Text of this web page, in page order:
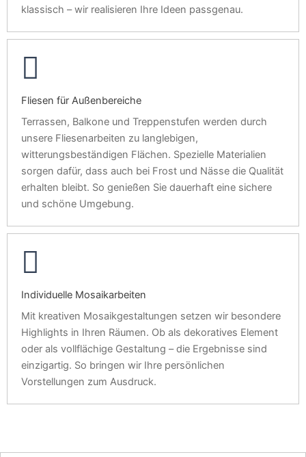
klassisch – wir realisieren Ihre Ideen passgenau.
Fliesen für Außenbereiche
Terrassen, Balkone und Treppenstufen werden durch
unsere Fliesenarbeiten zu langlebigen,
witterungsbeständigen Flächen. Spezielle Materialien
sorgen dafür, dass auch bei Frost und Nässe die Qualität
erhalten bleibt. So genießen Sie dauerhaft eine sichere
und schöne Umgebung.
Individuelle Mosaikarbeiten
Mit kreativen Mosaikgestaltungen setzen wir besondere
Highlights in Ihren Räumen. Ob als dekoratives Element
oder als vollflächige Gestaltung – die Ergebnisse sind
einzigartig. So bringen wir Ihre persönlichen
Vorstellungen zum Ausdruck.